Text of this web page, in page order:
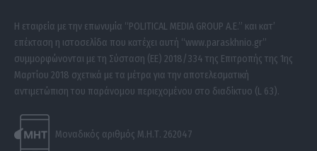
Η εταιρεία με την επωνυμία “POLITICAL MEDIA GROUP A.E.” και κατ’
επέκταση η ιστοσελίδα που κατέχει αυτή “www.paraskhnio.gr”
συμμορφώνονται με τη Σύσταση (ΕΕ) 2018/334 της Επιτροπής της 1ης
Μαρτίου 2018 σχετικά με τα μέτρα για την αποτελεσματική
αντιμετώπιση του παράνομου περιεχομένου στο διαδίκτυο (L 63).
Μοναδικός αριθμός Μ.Η.Τ. 262047